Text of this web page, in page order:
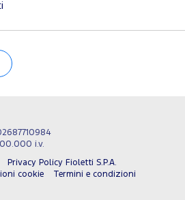
i.v.
Privacy Policy Fioletti S.P.A.
cookie
Termini e condizioni